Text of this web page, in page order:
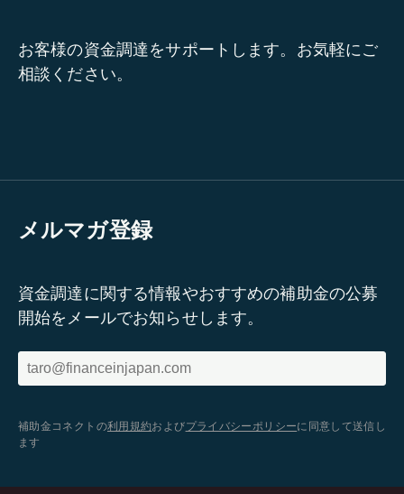
お客様の資金調達をサポートします。お気軽にご
相談ください。
メルマガ登録
資金調達に関する情報やおすすめの補助金の公募
開始をメールでお知らせします。
補助金コネクトの利用規約およびプライバシーポリシーに同意して送信し
ます